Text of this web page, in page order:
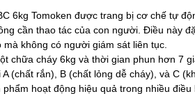
6kg Tomoken được trang bị cơ chế tự
cần thao tác của con người. Điều này
không có người giám sát liên tục.
chữa cháy 6kg và thời gian phun hơn 7
(chất rắn), B (chất lỏng dễ cháy), và C
hoạt động hiệu quả trong nhiều điều